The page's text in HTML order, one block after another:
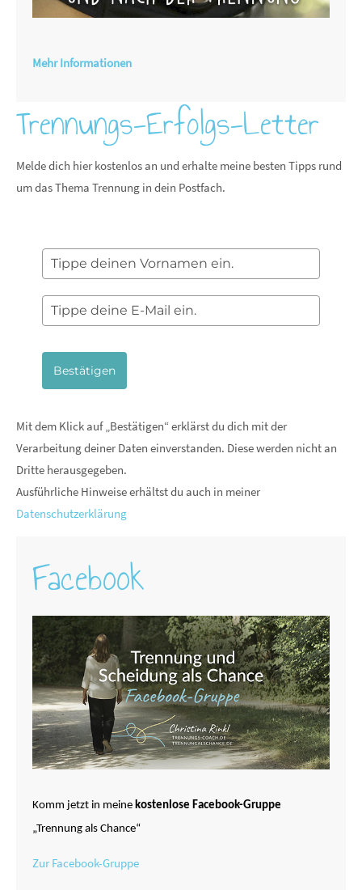
Mehr Informationen
Trennungs-Erfolgs-Letter
Melde dich hier kostenlos an und erhalte meine besten Tipps rund
um das Thema Trennung in dein Postfach.
Bestätigen
Mit dem Klick auf „Bestätigen“ erklärst du dich mit der
Verarbeitung deiner Daten einverstanden. Diese werden nicht an
Dritte herausgegeben.
Ausführliche Hinweise erhältst du auch in meiner
Datenschutzerklärung
Facebook
Komm jetzt in meinekostenlose Facebook-Gruppe
„Trennung als Chance“
Zur Facebook-Gruppe